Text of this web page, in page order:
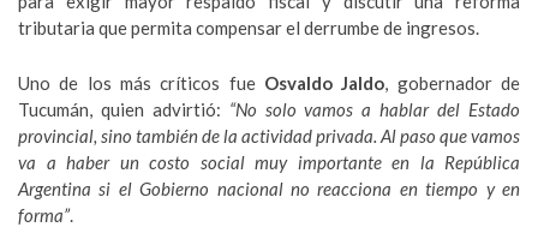
tributaria que permita compensar el derrumbe de ingresos.
Uno de los más críticos fue Osvaldo Jaldo, gobernador de
Tucumán, quien advirtió: “No solo vamos a hablar del Estado
provincial, sino también de la actividad privada. Al paso que vamos
va a haber un costo social muy importante en la República
Argentina si el Gobierno nacional no reacciona en tiempo y en
forma”.